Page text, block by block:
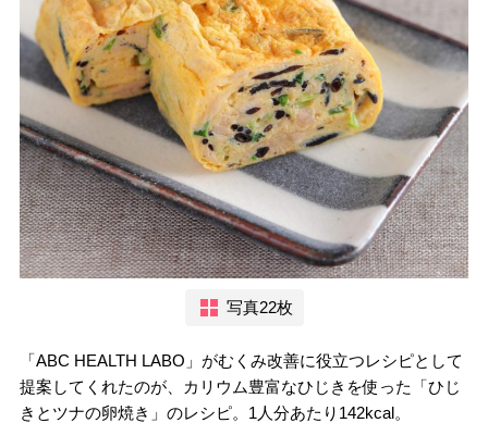
写真22枚
「ABC HEALTH LABO」がむくみ改善に役立つレシピとして
提案してくれたのが、カリウム豊富なひじきを使った「ひじ
きとツナの卵焼き」のレシピ。1人分あたり142kcal。